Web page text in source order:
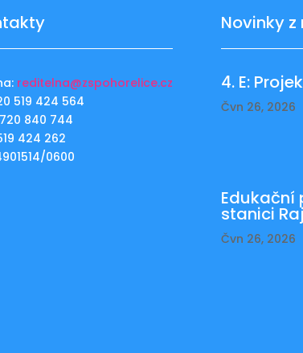
reditelna@zspohorelice.cz
519 424 564
840 744
424 262
0600
Novinky
4. E:
Čvn 26, 2026
Edukační
stanici
Čvn 26, 2026